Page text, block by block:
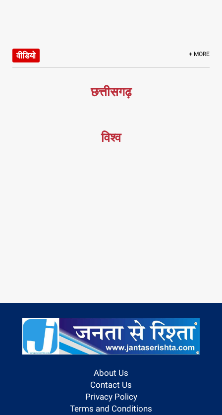
वीडियो + MORE
छत्तीसगढ़
विश्व
About Us
Contact Us
Privacy Policy
Terms and Conditions